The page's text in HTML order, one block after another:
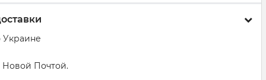
Украине
Новой Почтой.